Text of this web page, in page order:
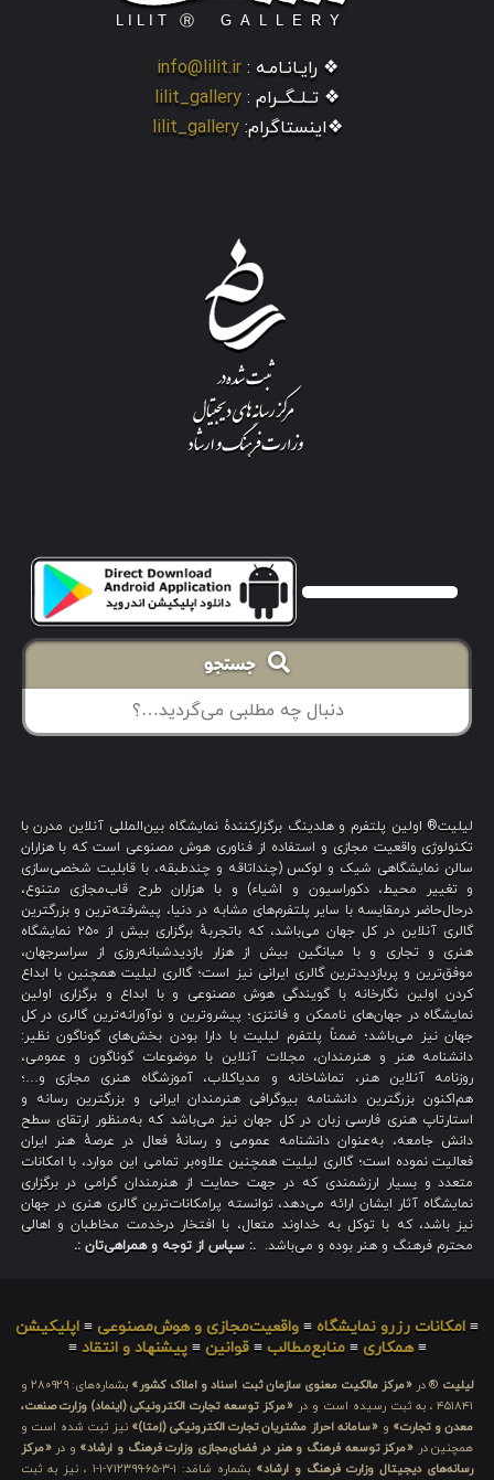
❖ رایـانـامـه : info@lilit.ir
❖ تــلــگــرام : lilit_gallery
❖اینستاگرام: lilit_gallery
جستجو
لیلیت® اولین پلتفرم و هلدینگ برگزارکنندهٔ نمایشگاه بین‌المللی آنلاین مدرن با
تکنولوژی واقعیت مجازی و استفاده از فناوری هوش مصنوعی است که با هزاران
سالن نمایشگاهی شیک و لوکس (چنداتاقه و چندطبقه، با قابلیت شخصی‌سازی
و تغییر محیط، دکوراسیون و اشیاء) و با هزاران طرح قاب‌مجازی متنوع،
درحال‌حاضر درمقایسه با سایر پلتفرم‌های مشابه در دنیا، پیشرفته‌ترین و بزرگترین
گالری آنلاین در کل جهان می‌باشد، که باتجربهٔ برگزاری بیش از ۲۵۰ نمایشگاه
هنری و تجاری و با میانگین بیش از هزار بازدیدشبانه‌روزی از سراسرجهان،
موفق‌ترین و پربازدیدترین گالری ایرانی نیز است؛ گالری لیلیت همچنین با ابداع
کردن اولین نگارخانه با گویندگی هوش مصنوعی و با ابداع و برگزاری اولین
نمایشگاه در جهان‌های ناممکن و فانتزی؛ پیشروترین و نوآورانه‌ترین گالری در کل
جهان نیز می‌باشد؛ ضمناً پلتفرم لیلیت با دارا بودن بخش‌های گوناگون نظیر:
دانشنامه هنر و هنرمندان، مجلات آنلاین با موضوعات گوناگون و عمومی،
روزنامه آنلاین هنر، تماشاخانه و مدیاکلاب، آموزشگاه هنری مجازی و…؛
هم‌اکنون بزرگترین دانشنامه بیوگرافی هنرمندان ایرانی و بزرگترین رسانه و
استارتاپ هنری فارسی زبان در کل جهان نیز می‌باشد که به‌منظور ارتقای سطح
دانش جامعه، به‌عنوان دانشنامه عمومی و رسانهٔ فعال در عرصهٔ هنر ایران
فعالیت نموده است؛ گالری لیلیت همچنین علاوه‌بر تمامی این موارد، با امکانات
متعدد و بسیار ارزشمندی که در جهت حمایت از هنرمندان گرامی در برگزاری
نمایشگاه آثار ایشان ارائه می‌دهد، توانسته پرامکانات‌ترین گالری هنری در جهان
نیز باشد، که با توکل به خداوند متعال، با افتخار درخدمت مخاطبان و اهالی
محترم فرهنگ و هنر بوده و می‌باشد. .: سپاس از توجه و همراهی‌تان :.
≡ امکانات رزرو نمایشگاه ≡ واقعیت‌مجازی و هوش‌مصنوعی ≡ اپلیکیشن
≡همکاری ≡منابع‌مطالب ≡قوانین ≡پیشنهاد و انتقاد ≡
لیلیت ® در «مرکز مالکیت معنوی سازمان ثبت اسناد و املاک کشور»
بشماره‌های: ۲۸۰۹۲۹ و
۴۵۱۸۴۱ ، به ثبت رسیده است و در
«مرکز توسعه تجارت الکترونیکی (اینماد) وزارت صنعت،
معدن و تجارت» و «سامانه احراز مشتریان تجارت الکترونیکی (اِمتا)» نیز ثبت شده است و
همچنین در «مرکز توسعه فرهنگ و هنر در فضای‌مجازی وزارت فرهنگ و ارشاد» و در«مرکز
رسانه‌های دیجیتال وزارت فرهنگ و ارشاد»
بشماره شامَد: ۱-۳-۶۵-۷۱۲۳۹۹-۱-۱ ، نیز به ثبت